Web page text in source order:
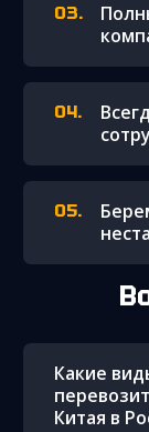
Какие
Китая в